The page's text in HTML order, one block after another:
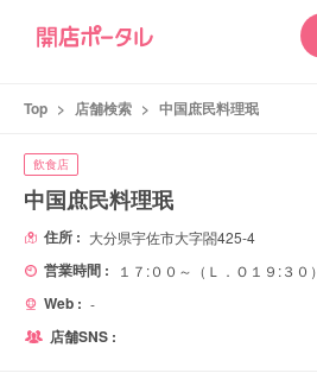
Top > 店舗検索 > 中国庶民料理珉
飲食店
中国庶民料理珉
住所 : 大分県宇佐市大字閤425-4
営業時間 : １７:００～（Ｌ．Ｏ１９:３０）
Web : -
店舗SNS :